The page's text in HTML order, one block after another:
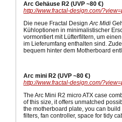
Arc Gehäuse R2 (UVP ~80 €)
http://www.fractal-design.com/
Die neue Fractal DesignArc Midi
Kühloptionen in minimalistischer
vormontiert mit Lüfterfiltern, um
im Lieferumfang enthalten sind.
bequem hinter dem Motherboard
Arc mini R2 (UVP ~80 €)
http://www.fractal-design.com/
The Arc Mini R2 micro ATX case
of this size, it offers unmatched
the motherboard plate, you can
filters, fan controller, space for tidy